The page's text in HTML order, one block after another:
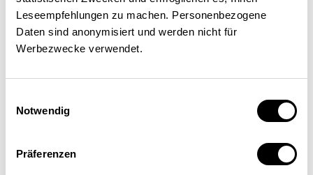
Leseempfehlungen zu machen. Personenbezogene
Daten sind anonymisiert und werden nicht für
Werbezwecke verwendet.
Notwendig
Präferenzen
Grossunternehmen im verarbeitenden Gewerbe
nennen diese Option hingegen kaum. Dies kann
durchaus damit zusammenhängen, dass grosse
produzierende Unternehmen einen
Abbildung 2). Für bekannte Konzerne dürfte es
Schweizer Arbeitsmarkt Fachkräfte zu
gewinnen. Für kleinere Unternehmen wird es